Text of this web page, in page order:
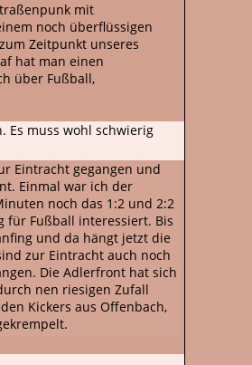
mit
noch überflüssigen
Zeitpunkt unseres
hat man einen
über Fußball,
Es muss wohl schwierig
Eintracht gegangen und
Einmal war ich der
noch das 1:2 und 2:2
für Fußball interessiert. Bis
und da hängt jetzt die
zur Eintracht auch noch
Die Adlerfront hat sich
nen riesigen Zufall
Kickers aus Offenbach,